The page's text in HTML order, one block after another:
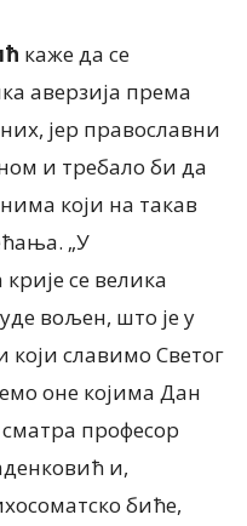
каже да се
аверзија према
јер православни
и требало би да
који на такав
„У
се велика
вољен, што је у
славимо Светог
оне којима Дан
професор
и,
биће,